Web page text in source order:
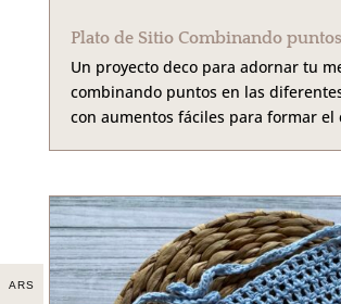
Plato de Sitio Combinando puntos
Un proyecto deco para adornar tu
combinando puntos en las
con aumentos fáciles para formar el
ARS